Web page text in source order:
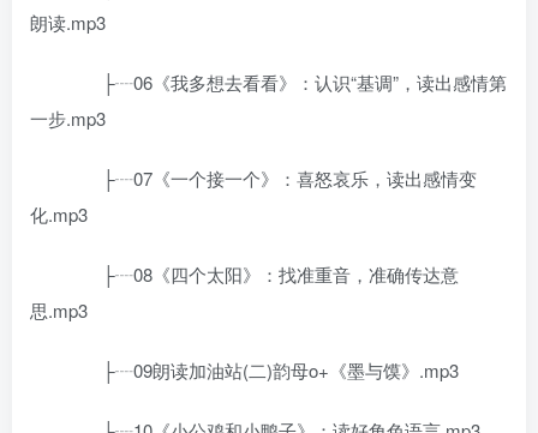
朗读.mp3
├┈06《我多想去看看》：认识“基调”，读出感情第
一步.mp3
├┈07《一个接一个》：喜怒哀乐，读出感情变
化.mp3
├┈08《四个太阳》：找准重音，准确传达意
思.mp3
├┈09朗读加油站(二)韵母o+《墨与馍》.mp3